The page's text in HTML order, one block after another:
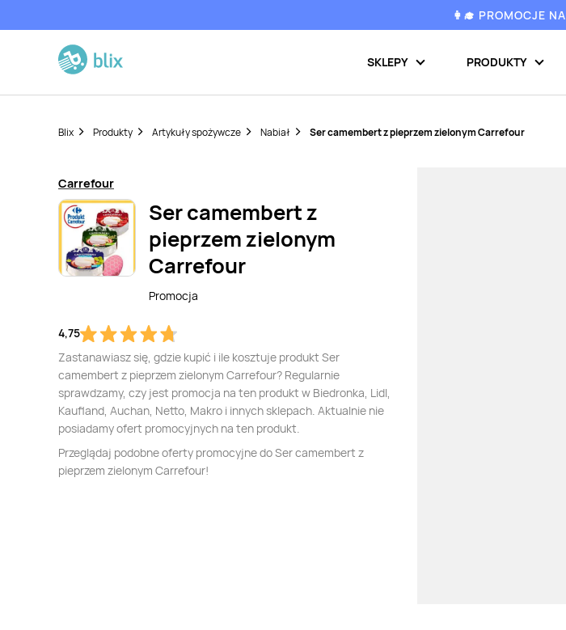
👩‍🎓 PROMOCJE
SKLEPY PRODUKTY
Blix Produkty Artykuły spożywcze Nabiał Ser camembert z pieprzem zielonym Carrefour
Carrefour
Ser camembert z
pieprzem zielonym
Carrefour
Promocja
4,75
Zastanawiasz się, gdzie kupić i ile kosztuje produkt Ser
camembert z pieprzem zielonym Carrefour? Regularnie
sprawdzamy, czy jest promocja na ten produkt w Biedronka, Lidl,
Kaufland, Auchan, Netto, Makro i innych sklepach. Aktualnie nie
posiadamy ofert promocyjnych na ten produkt.
Przeglądaj podobne oferty promocyjne do Ser camembert z
pieprzem zielonym Carrefour!